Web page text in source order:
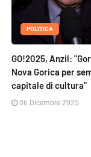
POLITICA
GO!2025, Anzil:
Nova Gorica per
capitale di cultura"
06 Dicembre 2025